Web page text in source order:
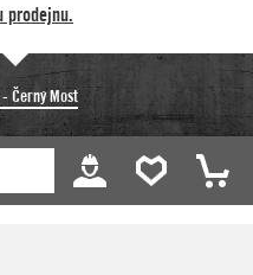
prodejnu.
Černý Most